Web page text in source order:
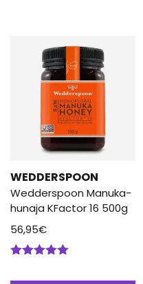
WEDDERSPOON
Wedderspoon Manuka-
hunaja KFactor 16 500g
56,95€